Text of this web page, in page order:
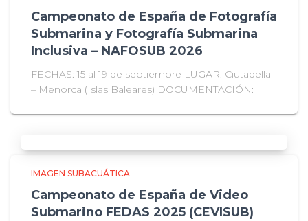
Campeonato de España de Fotografía
Submarina y Fotografía Submarina
Inclusiva – NAFOSUB 2026
FECHAS: 15 al 19 de septiembre LUGAR: Ciutadella
– Menorca (Islas Baleares) DOCUMENTACIÓN:
IMAGEN SUBACUÁTICA
Campeonato de España de Video
Submarino FEDAS 2025 (CEVISUB)